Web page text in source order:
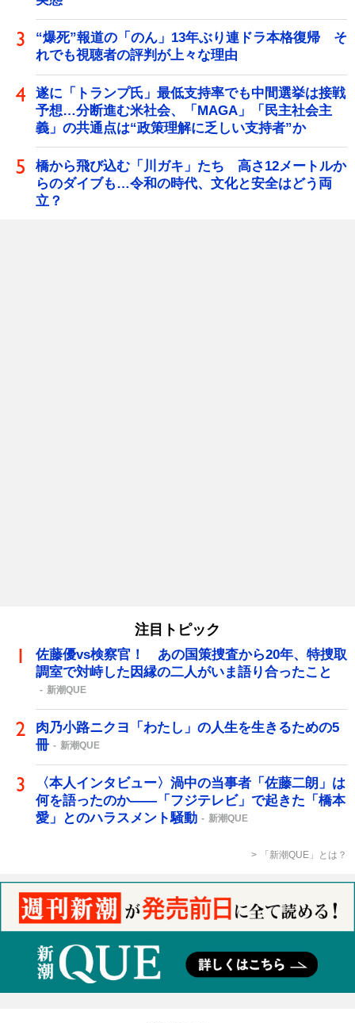
“爆死”報道の「のん」13年ぶり連ドラ本格復帰 そ
れでも視聴者の評判が上々な理由
遂に「トランプ氏」最低支持率でも中間選挙は接戦
予想…分断進む米社会、「MAGA」「民主社会主
義」の共通点は“政策理解に乏しい支持者”か
橋から飛び込む「川ガキ」たち 高さ12メートルか
らのダイブも…令和の時代、文化と安全はどう両
立？
注目トピック
佐藤優vs検察官！ あの国策捜査から20年、特捜取
調室で対峙した因縁の二人がいま語り合ったこと
新潮QUE
肉乃小路ニクヨ「わたし」の人生を生きるための5
冊
新潮QUE
〈本人インタビュー〉渦中の当事者「佐藤二朗」は
何を語ったのか――「フジテレビ」で起きた「橋本
愛」とのハラスメント騒動
新潮QUE
「新潮QUE」とは？